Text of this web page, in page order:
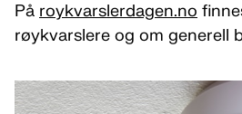
På roykvarslerdagen.no
røykvarslere og om generell